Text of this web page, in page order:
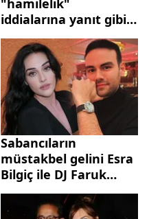
"hamilelik"
iddialarına yanıt gibi
paylaşım!
Sabancıların
müstakbel gelini Esra
Bilgiç ile DJ Faruk
Sabancı'dan aşk dolu
paylaşım